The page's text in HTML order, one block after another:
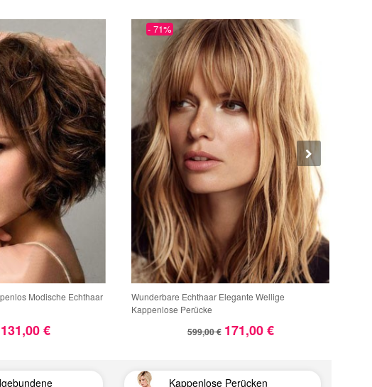
Modische Echthaar
131,00 €
Wunderbare Echthaar Elegante Wellige
Kappenlose Perücke
599,00 € 171,00 €
- 71%
Kappenlose Perücken